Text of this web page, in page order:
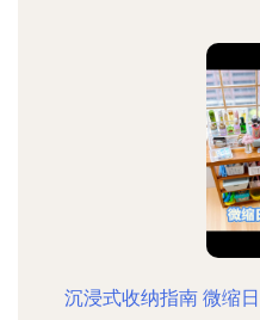
沉浸式收纳指南 微缩